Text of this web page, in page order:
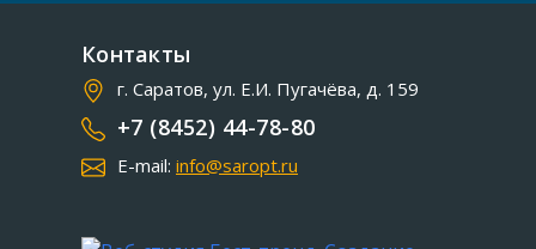
Контакты
г. Саратов, ул. Е.И. Пугачёва, д. 159
+7 (8452) 44-78-80
E-mail: info@saropt.ru